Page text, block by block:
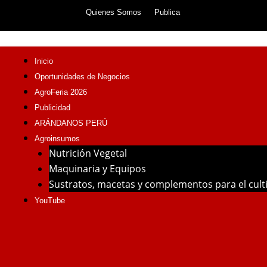
Quienes Somos Publica
Inicio
Oportunidades de Negocios
AgroFeria 2026
Publicidad
ARÁNDANOS PERÚ
Agroinsumos
Nutrición Vegetal
Maquinaria y Equipos
Sustratos, macetas y complementos para el
YouTube